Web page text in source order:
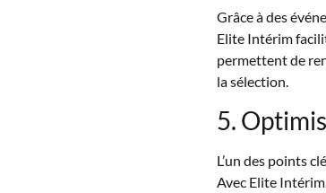
Grâce à des
Elite Intérim
permettent de
la sélection.
5.
L’un des points
Avec Elite